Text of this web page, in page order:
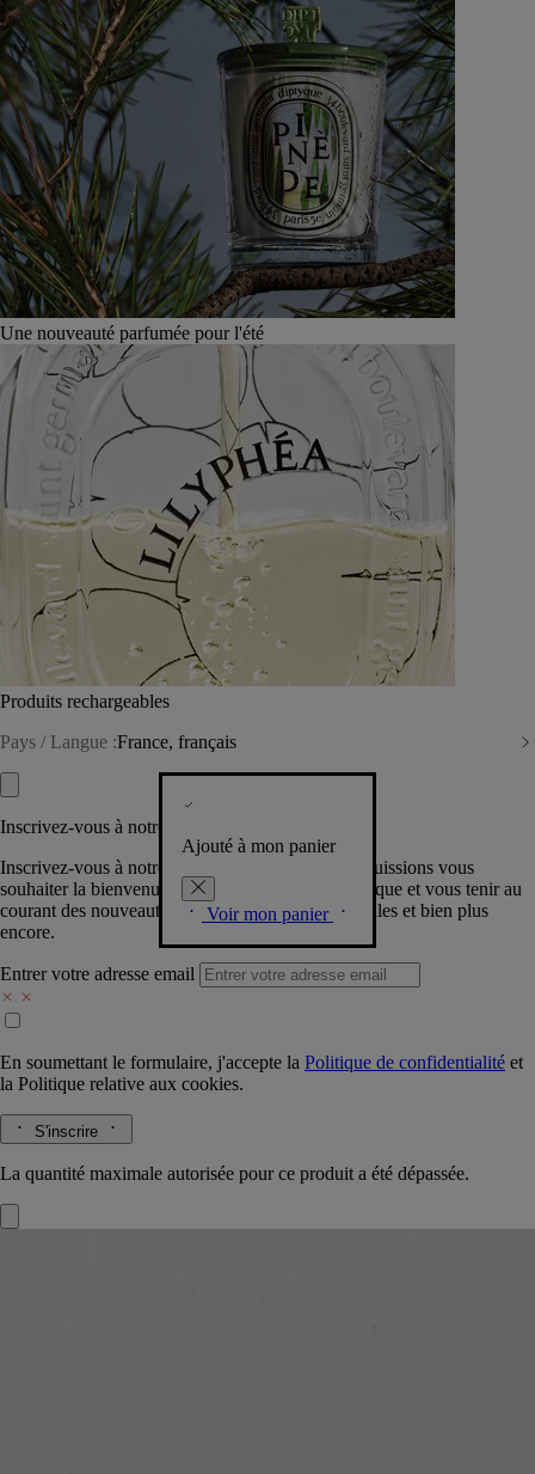
Une nouveauté parfumée pour l'été
Produits rechargeables
Pays / Langue :France, français
Ajouté à mon panier
Voir mon panier
Inscrivez-vous à notre Newsletter
Inscrivez-vous à notre newsletter pour que nous puissions vous
souhaiter la bienvenue dans la communauté Diptyque et vous tenir au
courant des nouveautés, événements, offres spéciales et bien plus
encore.
Entrer votre adresse email
En soumettant le formulaire, j'accepte la Politique de confidentialité et
la Politique relative aux cookies.
S'inscrire
La quantité maximale autorisée pour ce produit a été dépassée.